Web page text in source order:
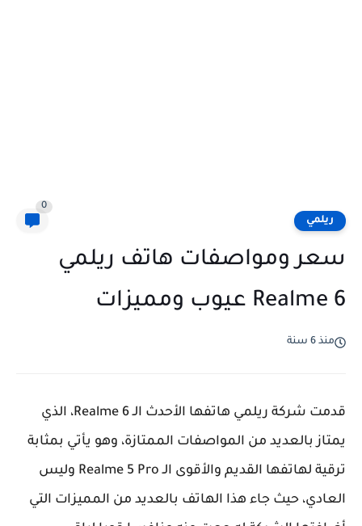
ريلمي
0
سعر ومواصفات هاتف ريلمي
Realme 6 عيوب ومميزات
منذ 6 سنة
قدمت شركة ريلمي هاتفها الأحدث الـ Realme 6، الذي
يمتاز بالعديد من المواصفات الممتازة، وهو يأتي بمثابة
ترقية لهاتفها القديم والأقوى الـ Realme 5 Pro وليس
العادي، حيث جاء هذا الهاتف بالعديد من المميزات التي